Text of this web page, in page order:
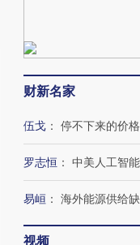
财新名家
伍戈 ： 停不下来的价
罗志恒 ： 中美人工智
易峘 ： 海外能源供给
视频